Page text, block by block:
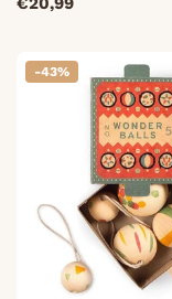
-43%